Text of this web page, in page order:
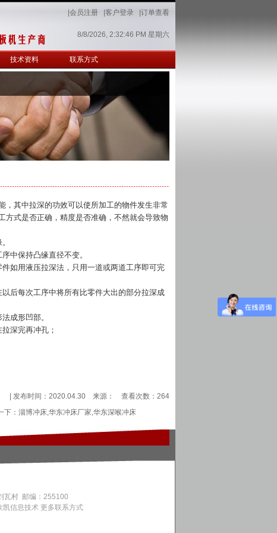
|会员注册 |客户登录 |订单查看
8/8/2026, 2:32:46 PM 星期六
技术资料 联系方式
，其中拉深的功效可以使所加工的物件发生非常
方式是否正确，精度是否准确，不然就会导致物
中保持凸缘直径不变。
如用液压拉深法，只用一道或两道工序即可完
后每次工序中将所有比零件大出的部分拉深成
成形凹部。
深完再冲孔；
| 发布时间：2020.04.30 来源： 查看次数： 264
下： 淄博冲床,华东冲床厂家,华东深喉冲床
瓦村 邮编：255100
凯信息技术 更多联系方式